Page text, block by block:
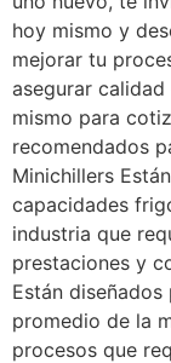
hoy mismo y
mejorar tu
asegurar
mismo para
recomendados
Minichillers
capacidades
industria que
prestaciones y
Están
promedio de la
procesos que